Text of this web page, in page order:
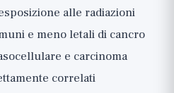
alle radiazioni
e meno letali di cancro
e carcinoma
correlati